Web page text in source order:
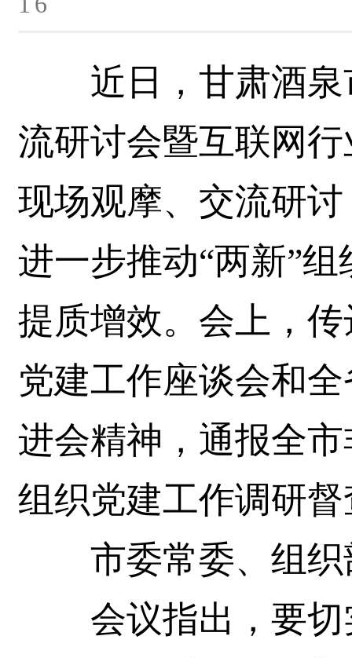
近日，甘肃酒泉
流研讨会暨互联网
现场观摩、交流研
进一步推动“两新”
提质增效。会上，
党建工作座谈会和
进会精神，通报全
组织党建工作调研
市委常委、组织
会议指出，要切